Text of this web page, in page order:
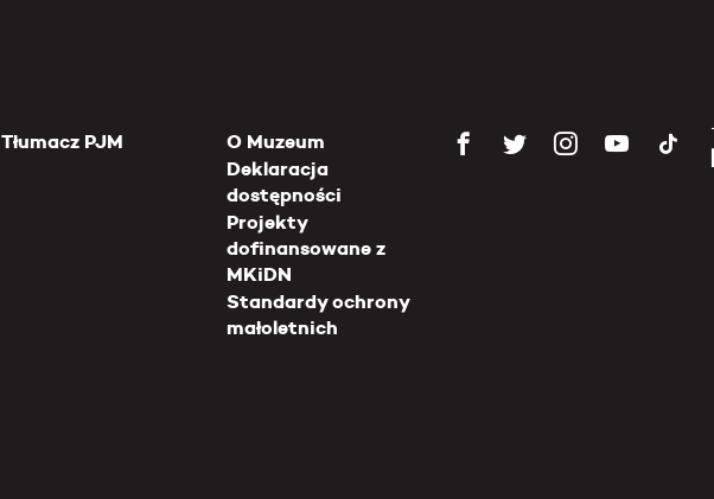
Tłumacz PJM
O Muzeum
Deklaracja
dostępności
Projekty
dofinansowane z
MKiDN
Standardy ochrony
małoletnich